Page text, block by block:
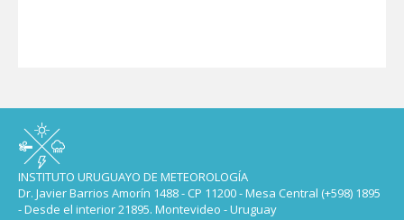
INSTITUTO URUGUAYO DE METEOROLOGÍA
Dr. Javier Barrios Amorín 1488 - CP 11200 - Mesa Central (+598) 1895
- Desde el interior 21895. Montevideo - Uruguay